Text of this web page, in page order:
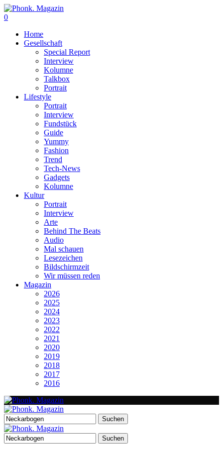
0
Home
Gesellschaft
Special Report
Interview
Kolumne
Talkbox
Portrait
Lifestyle
Portrait
Interview
Fundstück
Guide
Yummy
Fashion
Trend
Tech-News
Gadgets
Kolumne
Kultur
Portrait
Interview
Arte
Behind The Beats
Audio
Mal schauen
Lesezeichen
Bildschirmzeit
Wir müssen reden
Magazin
2026
2025
2024
2023
2022
2021
2020
2019
2018
2017
2016
Suchen
nach:
Suchen
nach: